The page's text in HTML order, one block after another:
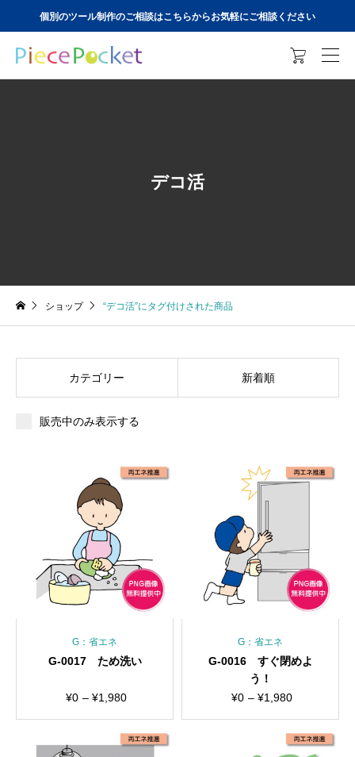
個別のツール制作のご相談はこちらからお気軽にご相談ください

デコ活
ショップ “デコ活”にタグ付けされた商品
カテゴリー 新着順
販売中のみ表示する
G：省エネ
G-0017 ため洗い
¥0 – ¥1,980
価
¥0
G：省エネ
G-0016 すぐ閉めよ
う！
¥0 – ¥1,980
価